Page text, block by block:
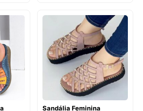
Sandália Feminina